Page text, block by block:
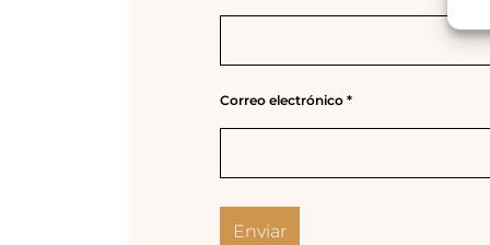
Correo electrónico *